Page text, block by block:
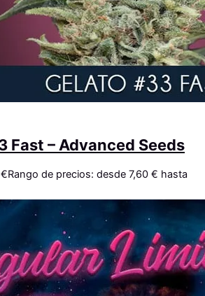
Fast – Advanced Seeds
€Rango de precios: desde 7,60 € hasta